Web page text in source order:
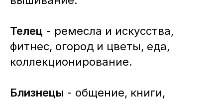
Телец - ремесла и искусства,
фитнес, огород и цветы, еда,
коллекционирование.
Близнецы - общение, книги,